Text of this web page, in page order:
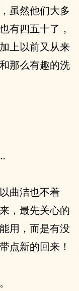
虽然他们大多
有四五十了，
上以前又从来
那么有趣的洗
曲洁也不着
，最先关心的
用，而是有没
点新的回来！